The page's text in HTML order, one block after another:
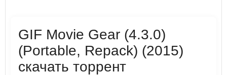
GIF Movie Gear (4.3.0)
(Portable, Repack) (2015)
скачать торрент